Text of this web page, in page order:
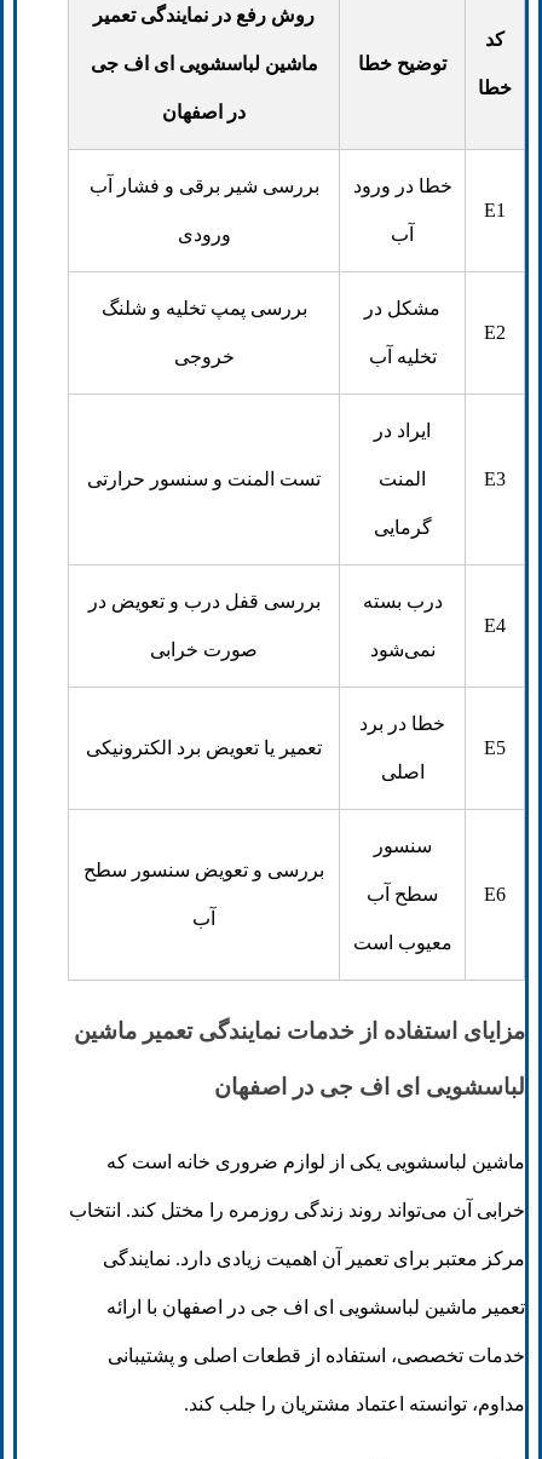
کد
خطا
توضیح خطا
روش رفع در نمایندگی تعمیر
ماشین لباسشویی ای اف جی
در اصفهان
E1
خطا در ورود
آب
بررسی شیر برقی و فشار آب
ورودی
E2
مشکل در
تخلیه آب
بررسی پمپ تخلیه و شلنگ
خروجی
E3
ایراد در
المنت
گرمایی
تست المنت و سنسور حرارتی
E4
درب بسته
نمی‌شود
بررسی قفل درب و تعویض در
صورت خرابی
E5
خطا در برد
اصلی
تعمیر یا تعویض برد الکترونیکی
E6
سنسور
سطح آب
معیوب است
بررسی و تعویض سنسور سطح
آب
مزایای استفاده از خدمات نمایندگی تعمیر ماشین
لباسشویی ای اف جی در اصفهان
ماشین لباسشویی یکی از لوازم ضروری خانه است که
خرابی آن می‌تواند روند زندگی روزمره را مختل کند. انتخاب
مرکز معتبر برای تعمیر آن اهمیت زیادی دارد. نمایندگی
تعمیر ماشین لباسشویی ای اف جی در اصفهان با ارائه
خدمات تخصصی، استفاده از قطعات اصلی و پشتیبانی
مداوم، توانسته اعتماد مشتریان را جلب کند.